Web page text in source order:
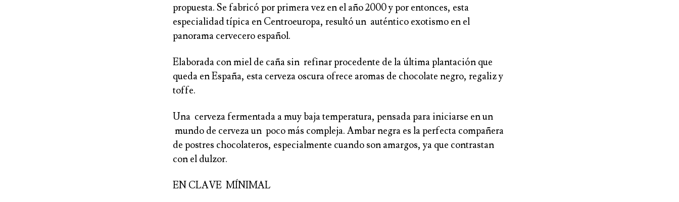
propuesta. Se fabricó por primera vez en el año 2000 y por entonces, esta
especialidad típica en Centroeuropa, resultó un auténtico exotismo en el
panorama cervecero español.
Elaborada con miel de caña sin refinar procedente de la última plantación que
queda en España, esta cerveza oscura ofrece aromas de chocolate negro, regaliz y
toffe.
Una cerveza fermentada a muy baja temperatura, pensada para iniciarse en un
mundo de cerveza un poco más compleja. Ambar negra es la perfecta compañera
de postres chocolateros, especialmente cuando son amargos, ya que contrastan
con el dulzor.
EN CLAVE MÍNIMAL